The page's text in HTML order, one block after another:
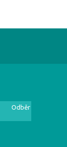
Odběr